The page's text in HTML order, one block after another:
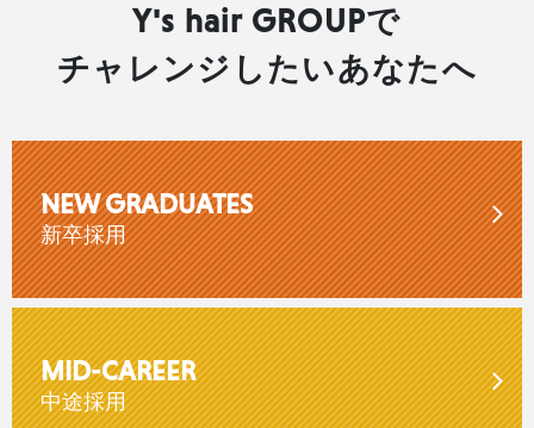
Y's hair GROUPで
チャレンジしたいあなたへ
NEW GRADUATES
新卒採用
MID-CAREER
中途採用